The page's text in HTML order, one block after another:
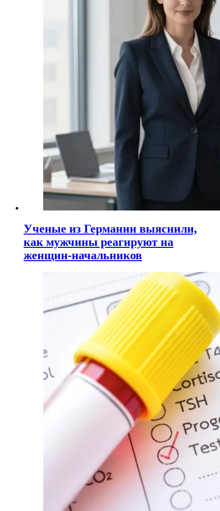
Ученые из Германии выяснили,
как мужчины реагируют на
женщин-начальников